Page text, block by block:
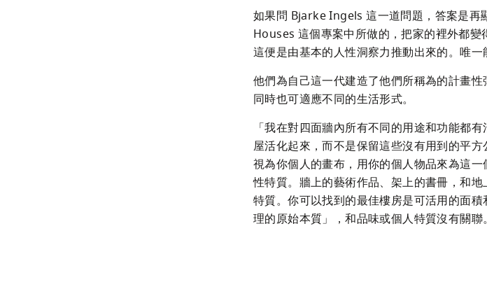
如果問 Bjarke Ingels 這一道問題，答案是再
Houses 這個專案中所做的，把家的裡外都變
這便是由基本的人性洞察力推動出來的。唯一
他們為自己這一代建造了他們所稱為的計畫
同時也可適應不同的生活形式。
「我在對四面牆內所有不同的用途和功能都
屋活化起來，而不是保留這些沒有用到的平
視為你個人的畫布，用你的個人物品來為這
性特質。牆上的藝術作品、架上的書冊，和
特質。你可以找到的最佳樓房是可活用的面
理的原始本質」，和品味或個人特質沒有關聯